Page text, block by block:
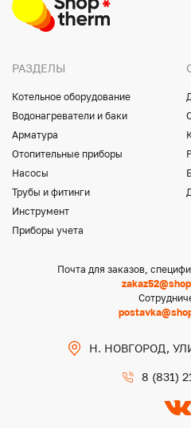
РАЗДЕЛЫ
Котельное оборудование
Водонагреватели и баки
Арматура
Отопительные приборы
Насосы
Трубы и фитинги
Инструмент
Приборы учета
Почта для заказов,
Н. НОВГОРОД,
8 (831)